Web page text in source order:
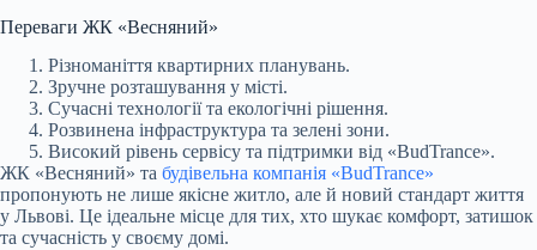
Переваги ЖК «Весняний»
Різноманіття квартирних планувань.
Зручне розташування у місті.
Сучасні технології та екологічні рішення.
Розвинена інфраструктура та зелені зони.
Високий рівень сервісу та підтримки від «BudTrance».
ЖК «Весняний» та будівельна компанія «BudTrance»
пропонують не лише якісне житло, але й новий стандарт життя
у Львові. Це ідеальне місце для тих, хто шукає комфорт, затишок
та сучасність у своєму домі.